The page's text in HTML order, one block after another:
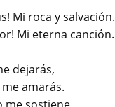
Mi roca y salvación.
Mi eterna canción.
dejarás,
amarás.
me sostiene